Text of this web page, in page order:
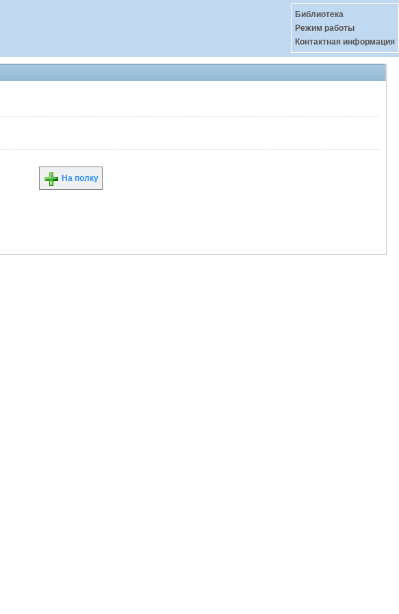
Библиотека
Режим работы
Контактная информация
На полку